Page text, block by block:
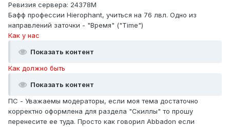
Ревизия сервера: 24378M
Бафф профессии Hierophant, учиться на 76 лвл. Одно из
направлений заточки - "Время" ("Time")
Как у нас
Показать контент
Как должно быть
Показать контент
ПС - Уважаемы модераторы, если моя тема достаточно
корректно оформлена для раздела "Скиллы" то прошу
перенесите ее туда. Просто как говорил Аbbadon если